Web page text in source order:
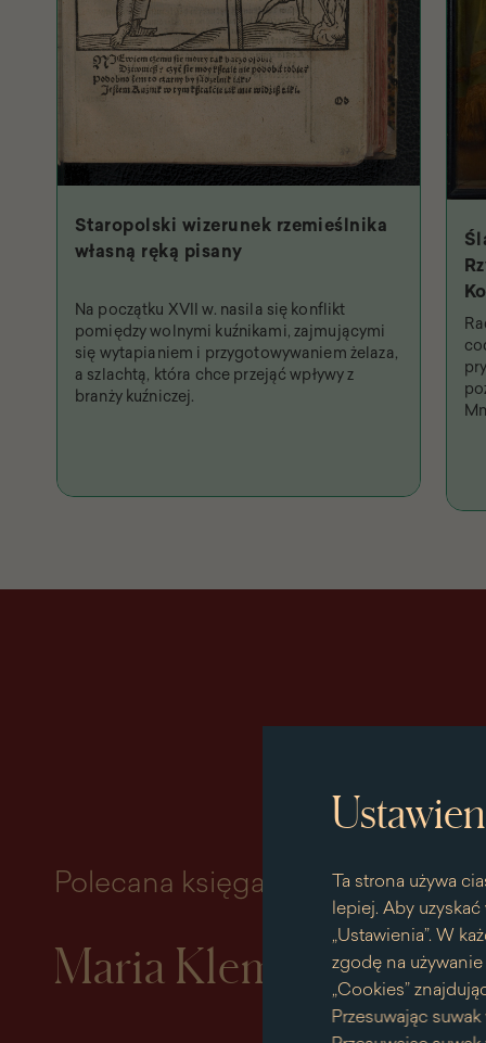
Ta strona używa
lepiej. Aby
„Ustawienia”. W
zgodę na
„Cookies”
Przesuwając
Staropolski wizerunek rzemieślnika
własną ręką pisany
Na początku XVII w. nasila się konflikt
pomiędzy wolnymi kuźnikami, zajmującymi
się wytapianiem i przygotowywaniem żelaza,
a szlachtą, która chce przejąć wpływy z
branży kuźniczej.
Polecana księga miesiąca
Maria Klementyna